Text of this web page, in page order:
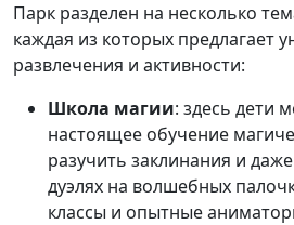
Парк разделен на несколько
каждая из которых предлагает
развлечения и активности:
Школа магии: здесь дети
настоящее обучение
разучить заклинания и
дуэлях на волшебных
классы и опытные